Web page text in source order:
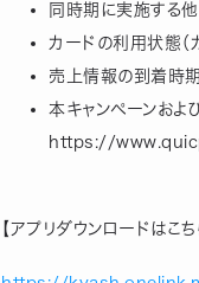
同時期に実施する他
カードの利用状態（
売上情報の到着時期
本キャンペーンおよ
https://
【アプリダウンロードはこち